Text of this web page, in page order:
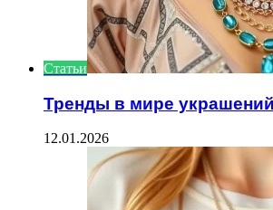
Статьи
Тренды в мире
12.01.2026